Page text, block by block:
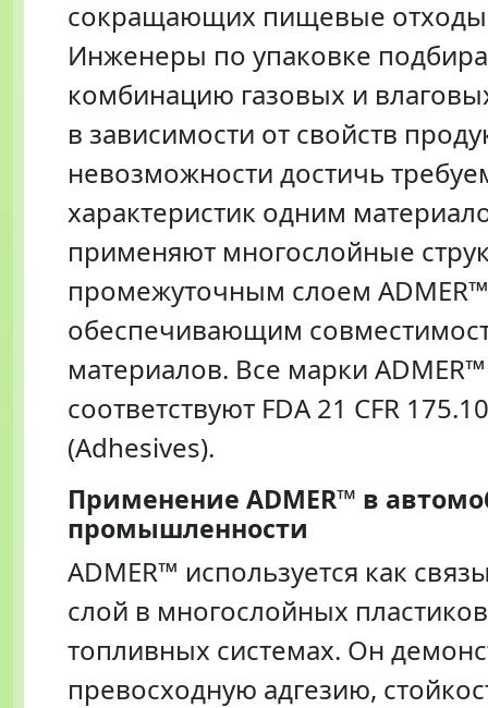
сокращающих пищевые
Инженеры по упаковке
комбинацию газовых и
в зависимости от свойств
невозможности достичь
характеристик одним
применяют многослойные
промежуточным слоем
обеспечивающим
материалов. Все марки ADMER™
соответствуют FDA 21 CFR
(Adhesives).
Применение ADMER™ в
промышленности
ADMER™ используется как
слой в многослойных
топливных системах. Он
превосходную адгезию,